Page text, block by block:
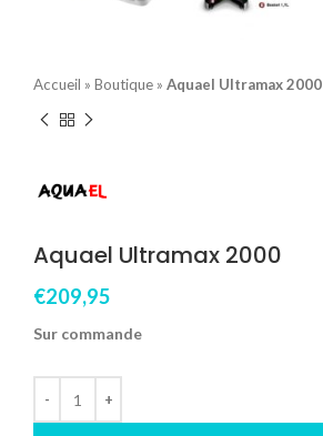
Accueil » Boutique » Aquael Ultramax 2000
Aquael Ultramax 2000
€209,95
Sur commande